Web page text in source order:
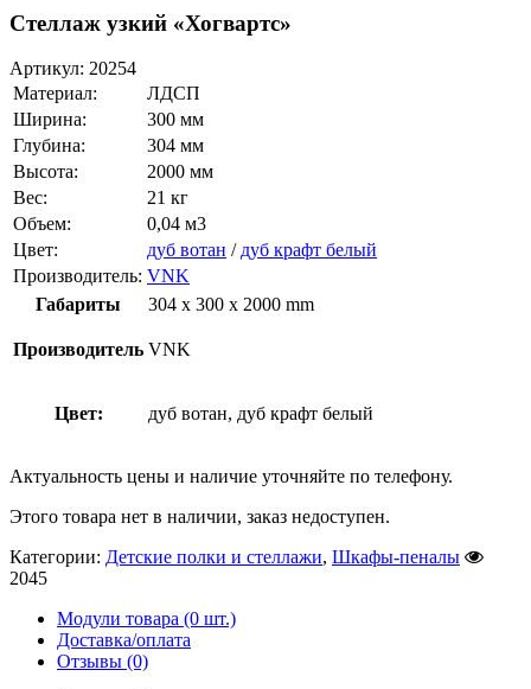
Стеллаж узкий «Хогвартс»
Артикул: 20254
Материал:
ЛДСП
Ширина:
300 мм
Глубина:
304 мм
Высота:
2000 мм
Вес:
21 кг
Объем:
0,04 м3
Цвет:
дуб вотан / дуб крафт белый
Производитель: VNK
Габариты
304 x 300 x 2000 mm
Производитель VNK
Цвет: дуб вотан, дуб крафт белый
Актуальность цены и наличие уточняйте по телефону.
Этого товара нет в наличии, заказ недоступен.
Категории: Детские полки и стеллажи, Шкафы-пеналы
2045
Модули товара (0 шт.)
Доставка/оплата
Отзывы (0)